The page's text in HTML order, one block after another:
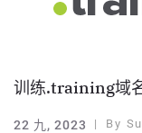
训练.training域
22 九, 2023 By